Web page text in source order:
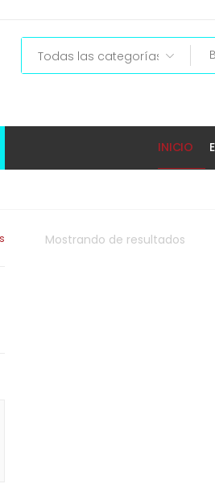
Search
INICIO
Mostrando de resultados